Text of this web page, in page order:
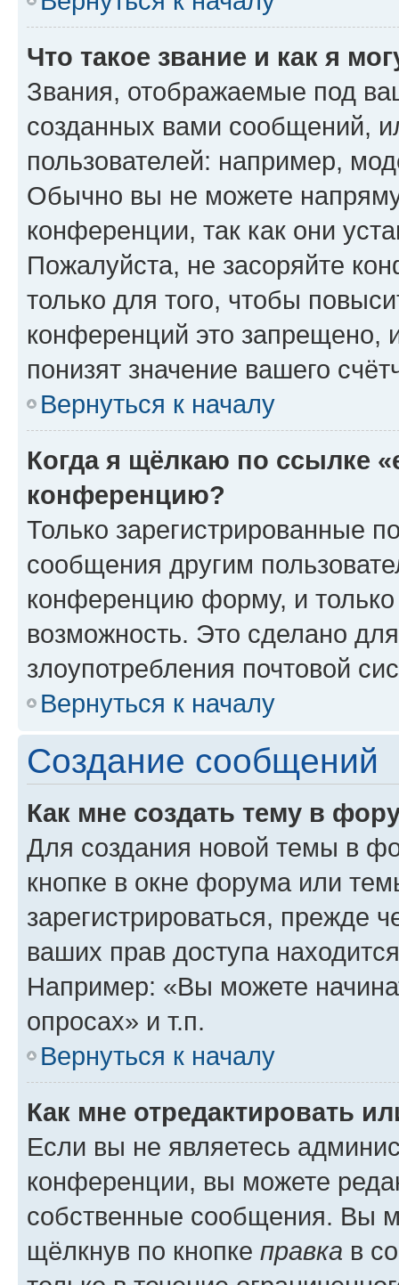
Что такое звание и как я
Звания, отображаемые под
созданных вами сообщений,
пользователей: например,
Обычно вы не можете
конференции, так как они
Пожалуйста, не засоряйте
только для того, чтобы
конференций это запрещено,
понизят значение вашего
Вернуться к началу
Когда я щёлкаю по ссылке
конференцию?
Только зарегистрированные
сообщения другим
конференцию форму, и
возможность. Это сделано
злоупотребления почтовой
Вернуться к началу
Создание сообщений
Как мне создать тему в
Для создания новой темы в
кнопке в окне форума или
зарегистрироваться, прежде
ваших прав доступа
Например: «Вы можете
опросах» и т.п.
Вернуться к началу
Как мне отредактировать
Если вы не являетесь
конференции, вы можете
собственные сообщения. Вы
щёлкнув по кнопке правка в